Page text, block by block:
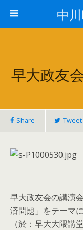
中
早大政友
Share Tweet
早大政友会の講演
済問題」をテーマ
（於：早大大隈講堂